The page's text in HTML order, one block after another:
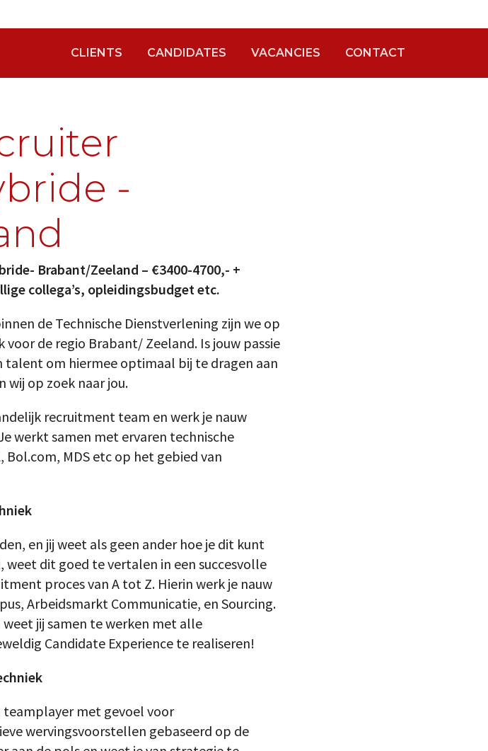
CLIENTS CANDIDATES VACANCIES CONTACT
-
Brabant/Zeeland – €3400-4700,- +
collega’s, opleidingsbudget etc.
de Technische Dienstverlening zijn we op
de regio Brabant/ Zeeland. Is jouw passie
talent om hiermee optimaal bij te dragen aan
wij op zoek naar jou.
recruitment team en werk je nauw
werkt samen met ervaren technische
Bol.com, MDS etc op het gebied van
en jij weet als geen ander hoe je dit kunt
dit goed te vertalen in een succesvolle
proces van A tot Z. Hierin werk je nauw
Arbeidsmarkt Communicatie, en Sourcing.
jij samen te werken met alle
Candidate Experience te realiseren!
teamplayer met gevoel voor
wervingsvoorstellen gebaseerd op de